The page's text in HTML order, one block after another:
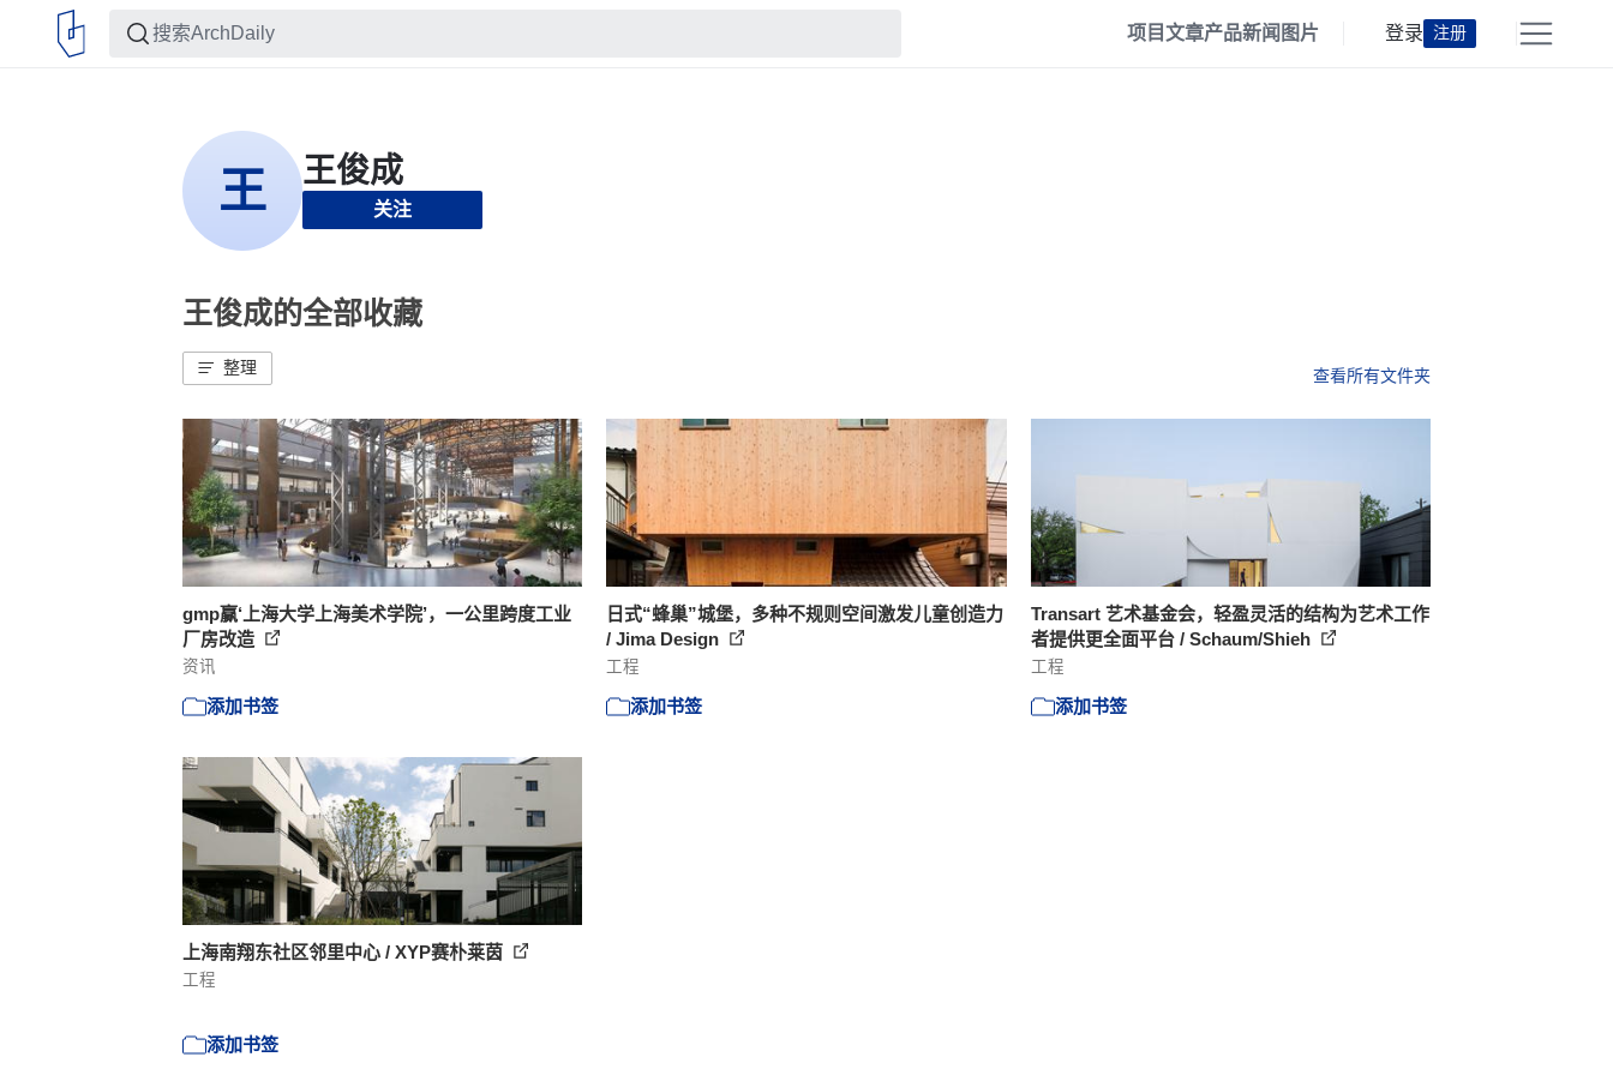
项目文章产品新闻 图片 登录 注册
关注
王俊成的全部收藏
整理 查看所有文件夹
gmp赢‘上海大学上海美术学院’，一公里跨度工业
厂房改造
资讯
添加书签
日式“蜂巢”城堡，多种不规则空间激发儿童创造力
/ Jima Design
工程
添加书签
Transart 艺术基金会，轻盈灵活的结构为艺术工作
者提供更全面平台 / Schaum/Shieh
工程
添加书签
上海南翔东社区邻里中心 / XYP赛朴莱茵
工程
添加书签